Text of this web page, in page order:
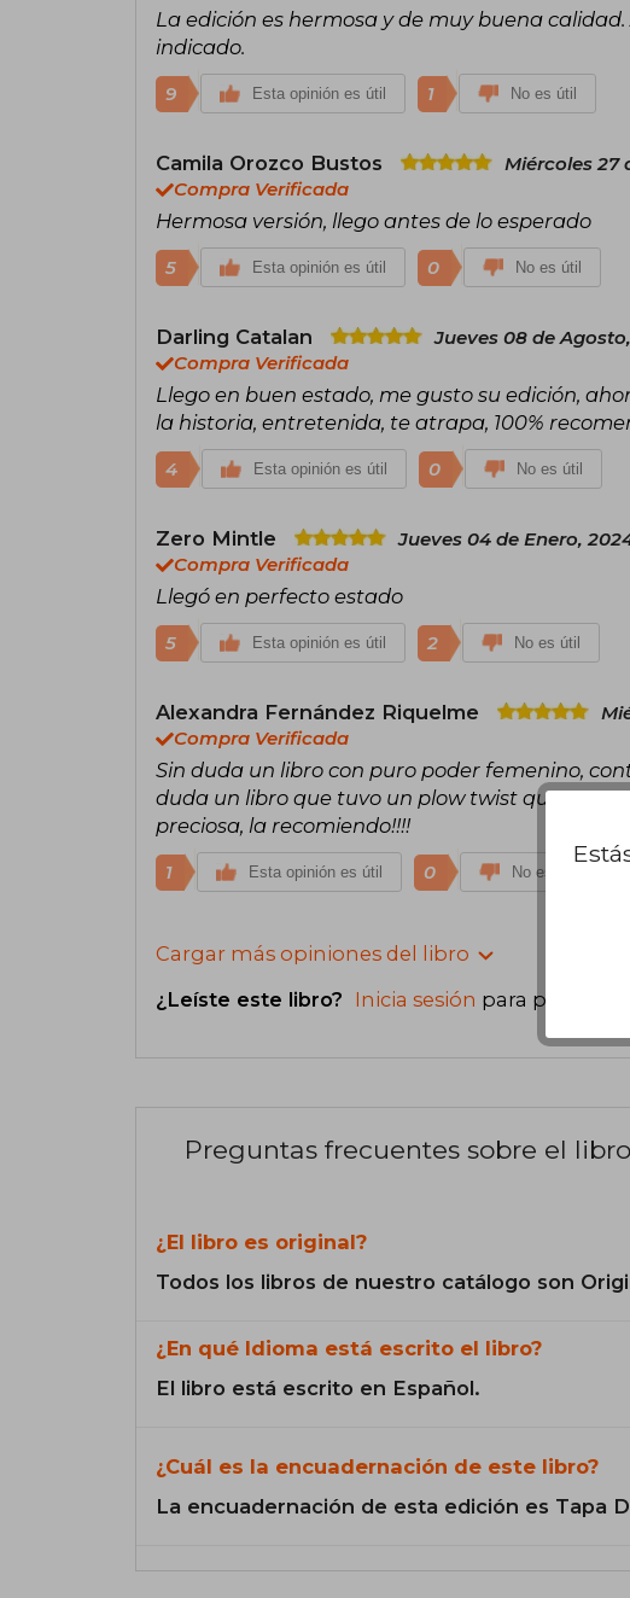
La edición es hermosa y de muy buena
indicado.
9 Esta opinión es útil 1 No es útil
Camila Orozco Bustos
Miércoles 27
Compra Verificada
Hermosa versión, llego antes de lo esperado
5 Esta opinión es útil 0 No es útil
Darling Catalan
Jueves 08 de
Compra Verificada
Llego en buen estado, me gusto su edición,
la historia, entretenida, te atrapa, 100%
4 Esta opinión es útil 0 No es útil
Zero Mintle
Jueves 04 de Enero,
Compra Verificada
Llegó en perfecto estado
5 Esta opinión es útil 2 No es útil
Alexandra Fernández Riquelme
Compra Verificada
Sin duda un libro con puro poder femenino,
duda un libro que tuvo un plow twist que no
preciosa, la recomiendo!!!!
1 Esta opinión es útil 0 No es útil
Cargar más opiniones del libro
¿Leíste este libro? Inicia sesión para poder
Preguntas frecuentes sobre el libro
¿El libro es original?
Todos los libros de nuestro catálogo son
¿En qué Idioma está escrito el libro?
El libro está escrito en Español.
¿Cuál es la encuadernación de este libro?
La encuadernación de esta edición es Tapa